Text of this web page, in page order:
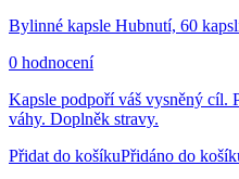
Bylinné kapsle Hubnutí, 60
0 hodnocení
Kapsle podpoří váš vysněný cíl.
váhy. Doplněk stravy.
Přidat do košíkuPřidáno do